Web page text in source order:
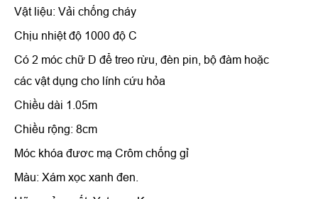
Vật liệu: Vải chống cháy
Chịu nhiệt độ 1000 độ C
Có 2 móc chữ D để treo rừu, đèn pin, bộ đàm hoặc
các vật dụng cho lính cứu hỏa
Chiều dài 1.05m
Chiều rộng: 8cm
Móc khóa đươc mạ Crôm chống gỉ
Màu: Xám xọc xanh đen.